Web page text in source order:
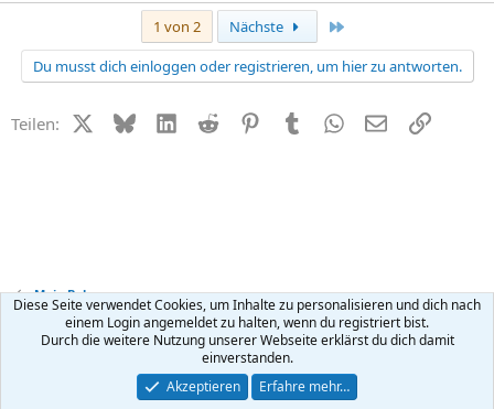
1 von 2 Nächste
Du musst dich einloggen oder registrieren, um hier zu antworten.
Teilen: X (Twitter)
BlueskyLinkedIn
Reddit PinterestTumblr WhatsApp
E-MailLink
Mein Baby
Kontakt Nutzungsbedingungen Datenschutz Hilfe
R
Community platform by XenForo ® © 2010-2026 XenForo Ltd.
Diese Seite verwendet Cookies, um Inhalte zu personalisieren und dich nach
einem Login angemeldet zu halten, wenn du registriert bist.
Durch die weitere Nutzung unserer Webseite erklärst du dich damit
einverstanden.
Akzeptieren
Erfahre mehr…